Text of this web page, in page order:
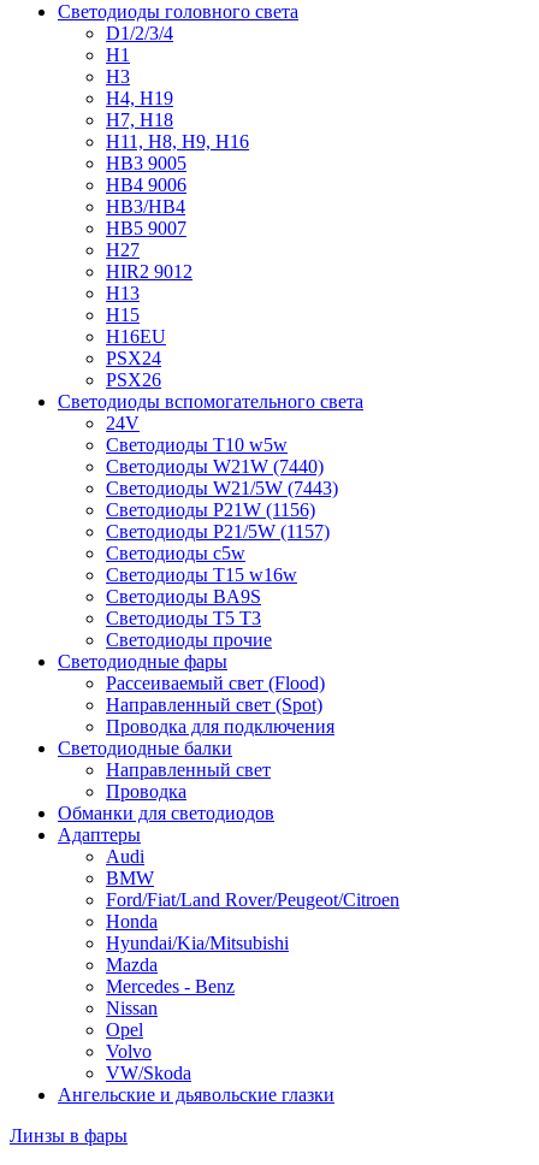
Светодиоды головного света
D1/2/3/4
H1
H3
H4, H19
H7, H18
H11, H8, H9, H16
HB3 9005
HB4 9006
HB3/HB4
HB5 9007
H27
HIR2 9012
H13
H15
H16EU
PSX24
PSX26
Светодиоды вспомогательного света
24V
Светодиоды T10 w5w
Светодиоды W21W (7440)
Светодиоды W21/5W (7443)
Светодиоды P21W (1156)
Светодиоды P21/5W (1157)
Светодиоды c5w
Светодиоды T15 w16w
Светодиоды BA9S
Светодиоды T5 T3
Светодиоды прочие
Светодиодные фары
Рассеиваемый свет (Flood)
Направленный свет (Spot)
Проводка для подключения
Светодиодные балки
Направленный свет
Проводка
Обманки для светодиодов
Адаптеры
Audi
BMW
Ford/Fiat/Land Rover/Peugeot/Citroen
Honda
Hyundai/Kia/Mitsubishi
Mazda
Mercedes - Benz
Nissan
Opel
Volvo
VW/Skoda
Ангельские и дьявольские глазки
Линзы в фары